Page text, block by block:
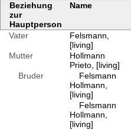
Beziehung
zur
Hauptperson
Name
Vater
Felsmann,
[living]
Mutter
Hollmann
Prieto, [living]
Bruder
Felsmann
Hollmann,
[living]
Felsmann
Hollmann,
[living]